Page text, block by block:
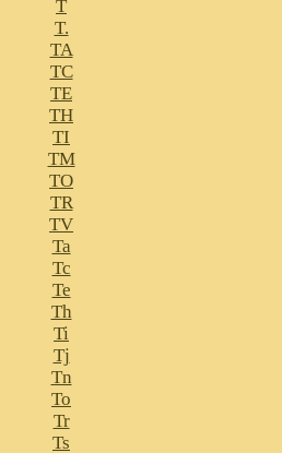
T
T.
TA
TC
TE
TH
TI
TM
TO
TR
TV
Ta
Tc
Te
Th
Ti
Tj
Tn
To
Tr
Ts